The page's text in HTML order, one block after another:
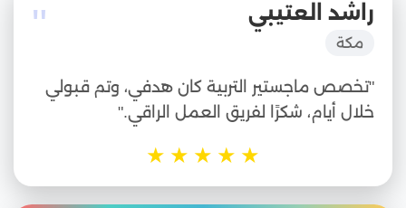
" راشد العتيبي
مكة
"تخصص ماجستير التربية كان هدفي، وتم قبولي
خلال أيام، شكرًا لفريق العمل الراقي."
★
★
★
★
★